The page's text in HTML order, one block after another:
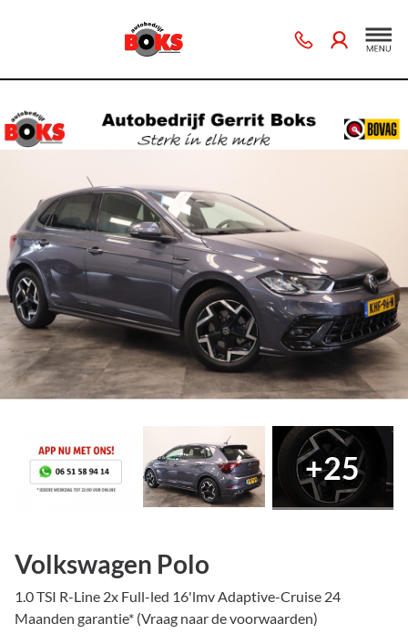
+25
Volkswagen Polo
1.0 TSI R-Line 2x Full-led 16'lmv Adaptive-Cruise 24
Maanden garantie* (Vraag naar de voorwaarden)